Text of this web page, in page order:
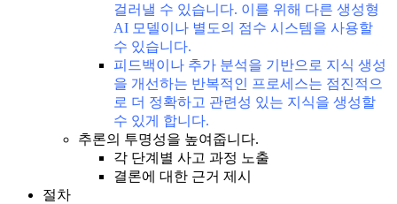
걸러낼 수 있습니다. 이를 위해 다른 생성형
AI 모델이나 별도의 점수 시스템을 사용할
수 있습니다.
피드백이나 추가 분석을 기반으로 지식 생성
을 개선하는 반복적인 프로세스는 점진적으
로 더 정확하고 관련성 있는 지식을 생성할
수 있게 합니다.
추론의 투명성을 높여줍니다.
각 단계별 사고 과정 노출
결론에 대한 근거 제시
절차